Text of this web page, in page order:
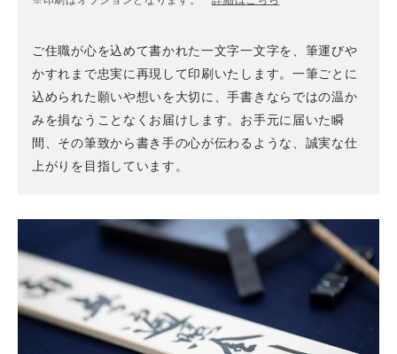
ご住職が心を込めて書かれた一文字一文字を、筆運びや
かすれまで忠実に再現して印刷いたします。一筆ごとに
込められた願いや想いを大切に、手書きならではの温か
みを損なうことなくお届けします。お手元に届いた瞬
間、その筆致から書き手の心が伝わるような、誠実な仕
上がりを目指しています。